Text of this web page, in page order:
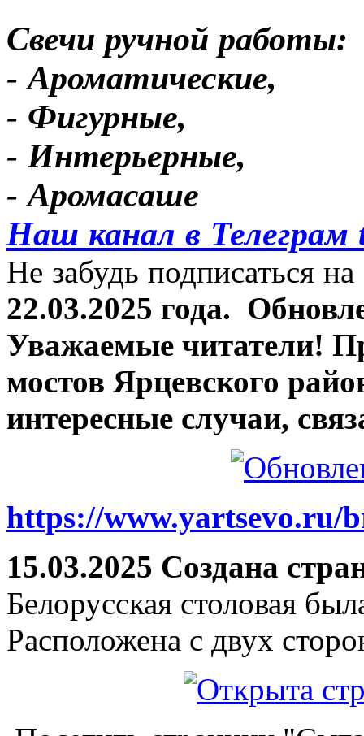
Свечи ручной работы:
- Ароматические,
- Фигурные,
- Интерьерные,
- Аромасаше
Наш канал в Телеграм
Не забудь подписаться
22.03.2025 года.
Уважаемые читатели!
мостов Ярцевского
интересные случаи,
https://www.yartsevo.ru/
15.03.2025 Создана
Белорусская столовая
Расположена с двух